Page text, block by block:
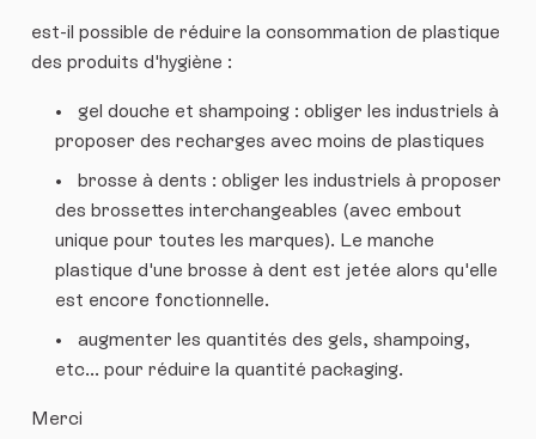
est-il possible de réduire la consommation de plastique
des produits d'hygiène :
gel douche et shampoing : obliger les industriels à
proposer des recharges avec moins de plastiques
brosse à dents : obliger les industriels à proposer
des brossettes interchangeables (avec embout
unique pour toutes les marques). Le manche
plastique d'une brosse à dent est jetée alors qu'elle
est encore fonctionnelle.
augmenter les quantités des gels, shampoing,
etc... pour réduire la quantité packaging.
Merci